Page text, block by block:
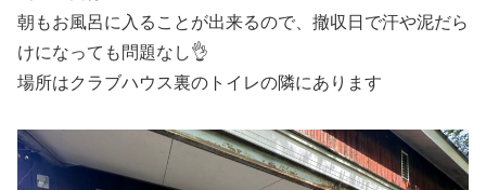
朝もお風呂に入ることが出来るので、撤収日で汗や泥だら
けになっても問題なし👌
場所はクラブハウス裏のトイレの隣にあります